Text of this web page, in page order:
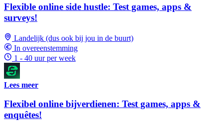
Flexible online side hustle: Test games, apps &
surveys!
Landelijk (dus ook bij jou in de buurt)
In overeenstemming
1 - 40 uur per week
Lees meer
Flexibel online bijverdienen: Test games, apps &
enquêtes!